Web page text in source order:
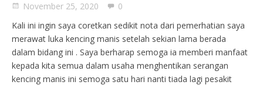
November 25, 2020
0
Kali ini ingin saya coretkan sedikit nota dari pemerhatian saya
merawat luka kencing manis setelah sekian lama berada
dalam bidang ini . Saya berharap semoga ia memberi manfaat
kepada kita semua dalam usaha menghentikan serangan
kencing manis ini semoga satu hari nanti tiada lagi pesakit